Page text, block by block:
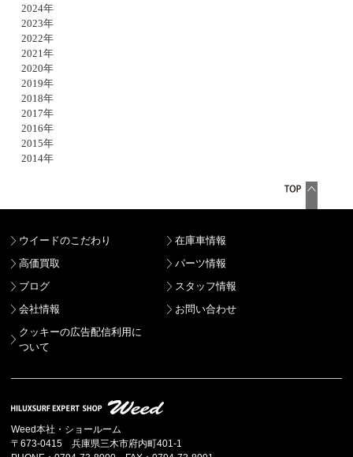
2024年
2023年
2022年
2021年
2020年
2019年
2018年
2017年
2016年
2015年
2014年
ウイードのこだわり
在庫車情報
高価買取
パーツ情報
ブログ
スタッフ情報
会社情報
お問い合わせ
クッキーの広告配信利用に
ついて
Weed本社・ショールーム
〒673-0415 兵庫県三木市府内町401-1